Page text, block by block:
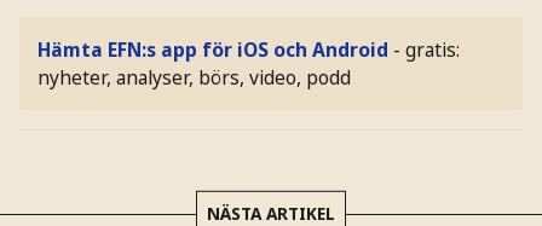
Hämta EFN:s app för iOS och Android - gratis:
nyheter, analyser, börs, video, podd
NÄSTA ARTIKEL